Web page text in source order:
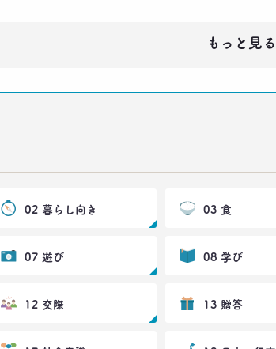
もっと見る
02 暮らし向き 03 食
07 遊び 08 学び
12 交際 13 贈答